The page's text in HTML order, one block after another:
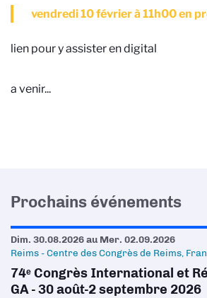
vendredi 10 février à 11h00 en
lien pour y assister en digital
a venir...
Prochains événements
Dim. 30.08.2026au Mer. 02.09.2026
Reims - Centre des Congrès de Reims,
74ᵉ Congrès International et
GA - 30 août-2 septembre 2026